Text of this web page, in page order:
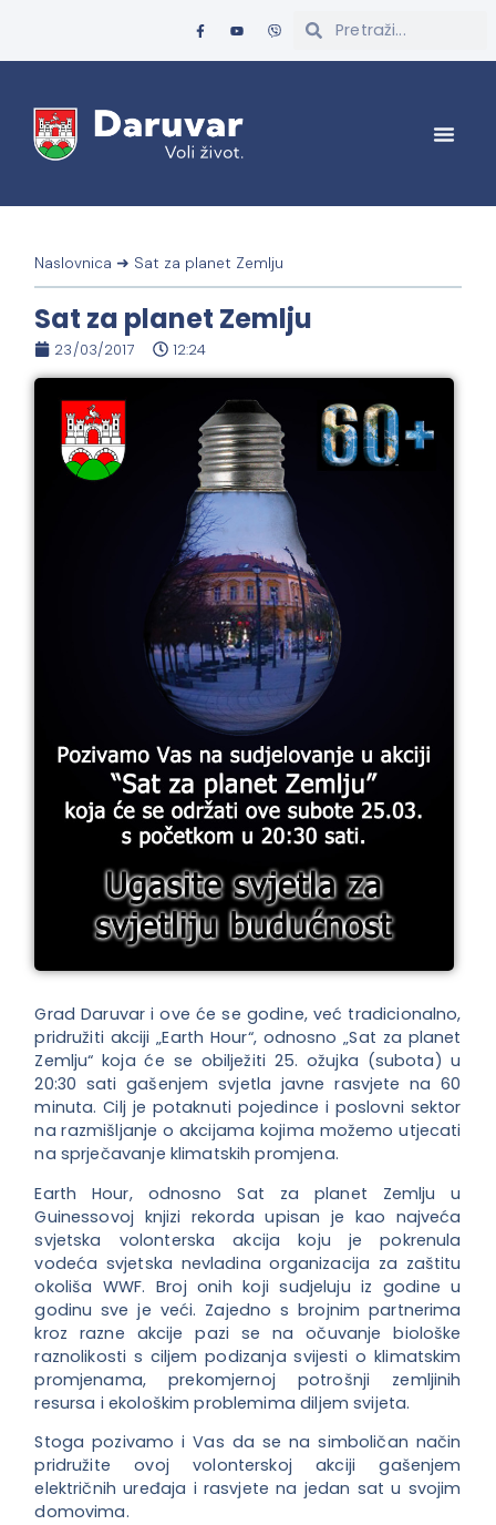
Naslovnica ➜ Sat za planet Zemlju
Sat za planet Zemlju
23/03/2017 12:24
Grad Daruvar i ove će se godine, već tradicionalno,
pridružiti akciji „Earth Hour“, odnosno „Sat za planet
Zemlju“ koja će se obilježiti 25. ožujka (subota) u
20:30 sati gašenjem svjetla javne rasvjete na 60
minuta. Cilj je potaknuti pojedince i poslovni sektor
na razmišljanje o akcijama kojima možemo utjecati
na sprječavanje klimatskih promjena.
Earth Hour, odnosno Sat za planet Zemlju u
Guinessovoj knjizi rekorda upisan je kao najveća
svjetska volonterska akcija koju je pokrenula
vodeća svjetska nevladina organizacija za zaštitu
okoliša WWF. Broj onih koji sudjeluju iz godine u
godinu sve je veći. Zajedno s brojnim partnerima
kroz razne akcije pazi se na očuvanje biološke
raznolikosti s ciljem podizanja svijesti o klimatskim
promjenama, prekomjernoj potrošnji zemljinih
resursa i ekološkim problemima diljem svijeta.
Stoga pozivamo i Vas da se na simboličan način
pridružite ovoj volonterskoj akciji gašenjem
električnih uređaja i rasvjete na jedan sat u svojim
domovima.